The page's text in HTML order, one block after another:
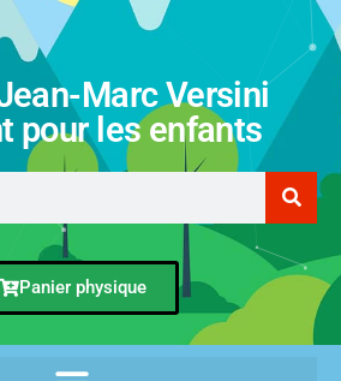
Marc Versini
pour les enfants
Panier physique